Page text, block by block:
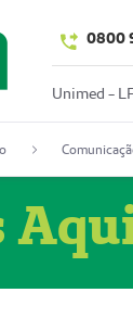
0800
Unimed -